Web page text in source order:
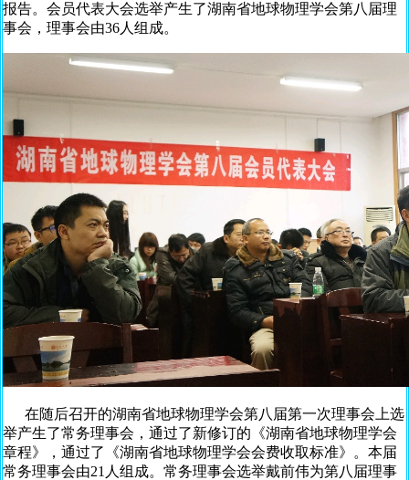
报告。会员代表大会选举产生了湖南省地球物理学会第八届理
事会，理事会由36人组成。
在随后召开的湖南省地球物理学会第八届第一次理事会上选
举产生了常务理事会，通过了新修订的《湖南省地球物理学会
章程》，通过了《湖南省地球物理学会会费收取标准》。本届
常务理事会由21人组成。常务理事会选举戴前伟为第八届理事